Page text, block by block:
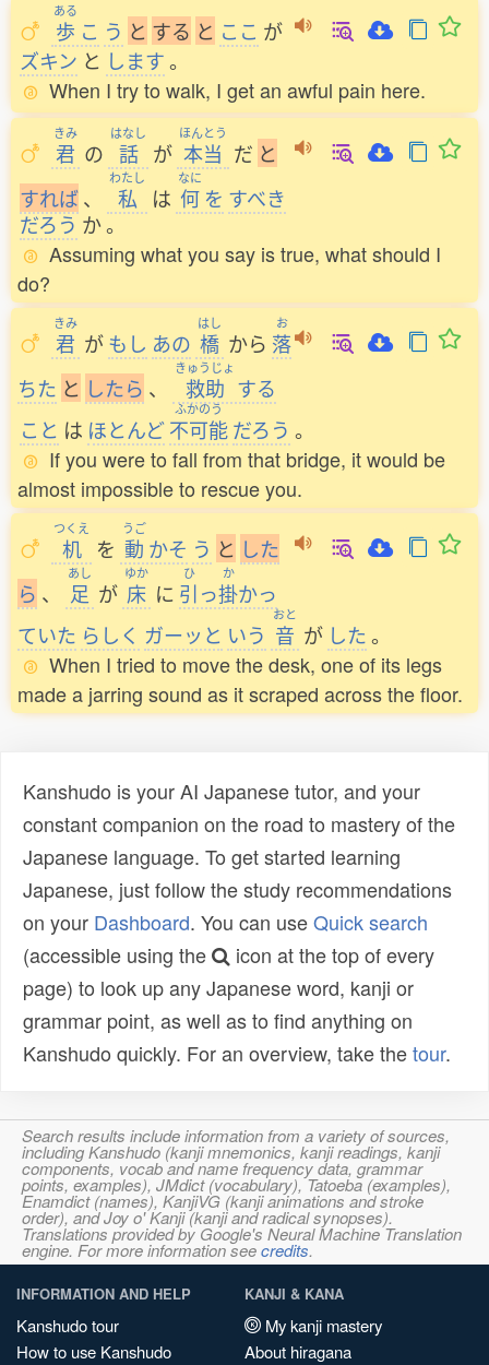
ある
歩 こ う と する と ここ が
ズキン と します。
When I try to walk, I get an awful pain here.
きみ
君 の
はなし
話 が
ほんとう
本当 だ と
すれば、
わたし
私 は
なに
何 を すべき
だろう か。
Assuming what you say is true, what should I
do?
きみ
君 がもし あの
はし
橋 から
お
落
ちた と したら 、
きゅうじょ
救助 する
こと は ほとんど
ふかのう
不可能だろう 。
If you were to fall from that bridge, it would be
almost impossible to rescue you.
つくえ
机 を
うご
動 かそ う と した
ら 、
あし
足 が
ゆか
床 に
ひ
引っ
か
掛かっ
ていた らしく ガーッと いう
おと
音 が した。
When I tried to move the desk, one of its legs
made a jarring sound as it scraped across the floor.
Kanshudo is your AI Japanese tutor, and your
constant companion on the road to mastery of the
Japanese language. To get started learning
Japanese, just follow the study recommendations
on your Dashboard. You can useQuick search
(accessible using the
icon at the top of every
page) to look up any Japanese word, kanji or
grammar point, as well as to find anything on
Kanshudo quickly. For an overview, take thetour.
Search results include information from a variety of sources,
including Kanshudo (kanji mnemonics, kanji readings, kanji
components, vocab and name frequency data, grammar
points, examples), JMdict (vocabulary), Tatoeba (examples),
Enamdict (names), KanjiVG (kanji animations and stroke
order), and Joy o' Kanji (kanji and radical synopses).
Translations provided by Google's Neural Machine Translation
engine. For more information seecredits.
INFORMATION AND HELP
Kanshudo tour
How to use Kanshudo
KANJI & KANA
My kanji mastery
About hiragana